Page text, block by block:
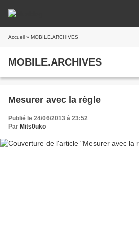
Accueil » MOBILE.ARCHIVES
MOBILE.ARCHIVES
Mesurer avec la règle
Publié le 24/06/2013 à 23:52
Par Mits0uko